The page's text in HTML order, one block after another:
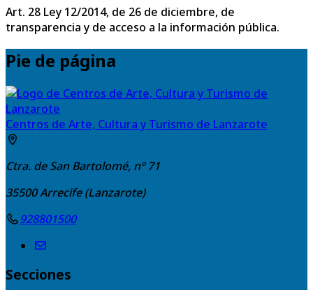
Art. 28 Ley 12/2014, de 26 de diciembre, de
transparencia y de acceso a la información pública.
Pie de página
Centros de Arte, Cultura y Turismo de Lanzarote
Ctra. de San Bartolomé, nº 71
35500Arrecife (Lanzarote)
928801500
Secciones